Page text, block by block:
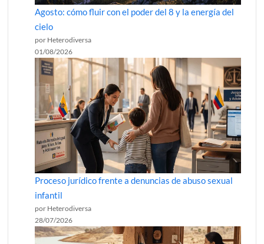
Agosto: cómo fluir con el poder del 8 y la energía del
cielo
por Heterodiversa
01/08/2026
Proceso jurídico frente a denuncias de abuso sexual
infantil
por Heterodiversa
28/07/2026